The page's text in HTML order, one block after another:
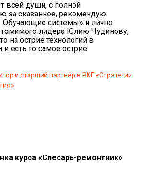
всей души, с полной
за сказанное, рекомендую
Обучающие системы» и лично
лидера Юлию Чудинову,
на острие технологий в
и есть то самое остриё.
и старший партнёр в РКГ «Стратегии
курса «Слесарь-ремонтник»